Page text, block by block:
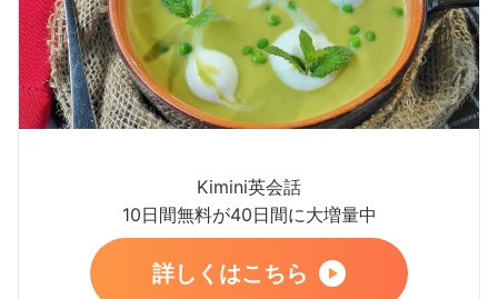
Kimini英会話
10日間無料が40日間に大増量中
詳しくはこちら